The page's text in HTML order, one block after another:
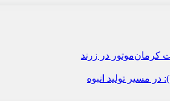
کرمان‌موتور در زرند
در مسیر تولید انبوه